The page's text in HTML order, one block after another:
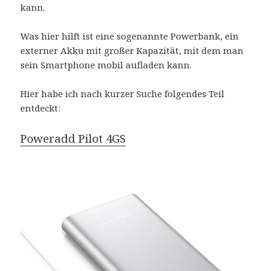
kann.
Was hier hilft ist eine sogenannte Powerbank, ein
externer Akku mit großer Kapazität, mit dem man
sein Smartphone mobil aufladen kann.
Hier habe ich nach kurzer Suche folgendes Teil
entdeckt:
Poweradd Pilot 4GS